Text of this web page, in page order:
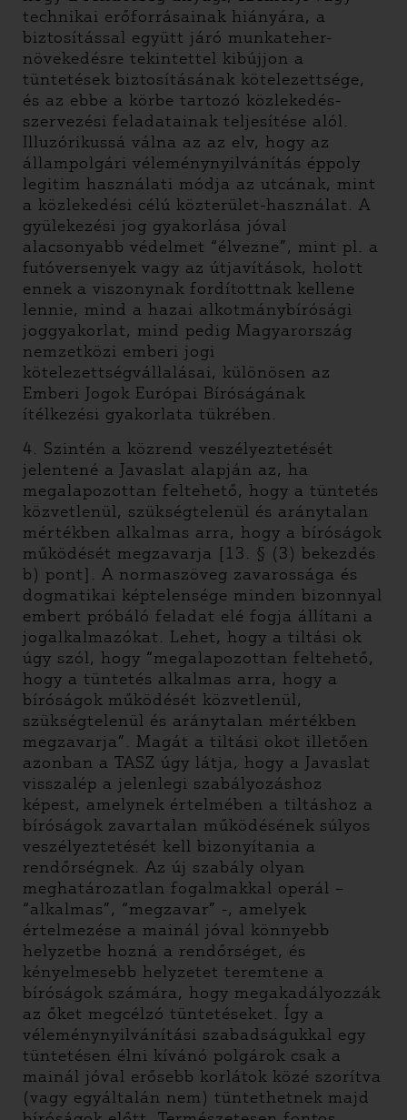
technikai erőforrásainak hiányára, a
biztosítással együtt járó munkateher-
növekedésre tekintettel kibújjon a
tüntetések biztosításának kötelezettsége,
és az ebbe a körbe tartozó közlekedés-
szervezési feladatainak teljesítése alól.
Illuzórikussá válna az az elv, hogy az
állampolgári véleménynyilvánítás éppoly
legitim használati módja az utcának, mint
a közlekedési célú közterület-használat. A
gyülekezési jog gyakorlása jóval
alacsonyabb védelmet “élvezne”, mint pl. a
futóversenyek vagy az útjavítások, holott
ennek a viszonynak fordítottnak kellene
lennie, mind a hazai alkotmánybírósági
joggyakorlat, mind pedig Magyarország
nemzetközi emberi jogi
kötelezettségvállalásai, különösen az
Emberi Jogok Európai Bíróságának
ítélkezési gyakorlata tükrében.
4. Szintén a közrend veszélyeztetését
jelentené a Javaslat alapján az, ha
megalapozottan feltehető, hogy a tüntetés
közvetlenül, szükségtelenül és aránytalan
mértékben alkalmas arra, hogy a bíróságok
működését megzavarja [13. § (3) bekezdés
b) pont]. A normaszöveg zavarossága és
dogmatikai képtelensége minden bizonnyal
embert próbáló feladat elé fogja állítani a
jogalkalmazókat. Lehet, hogy a tiltási ok
úgy szól, hogy “megalapozottan feltehető,
hogy a tüntetés alkalmas arra, hogy a
bíróságok működését közvetlenül,
szükségtelenül és aránytalan mértékben
megzavarja”. Magát a tiltási okot illetően
azonban a TASZ úgy látja, hogy a Javaslat
visszalép a jelenlegi szabályozáshoz
képest, amelynek értelmében a tiltáshoz a
bíróságok zavartalan működésének súlyos
veszélyeztetését kell bizonyítania a
rendőrségnek. Az új szabály olyan
meghatározatlan fogalmakkal operál –
“alkalmas”, “megzavar” -, amelyek
értelmezése a mainál jóval könnyebb
helyzetbe hozná a rendőrséget, és
kényelmesebb helyzetet teremtene a
bíróságok számára, hogy megakadályozzák
az őket megcélzó tüntetéseket. Így a
véleménynyilvánítási szabadságukkal egy
tüntetésen élni kívánó polgárok csak a
mainál jóval erősebb korlátok közé szorítva
(vagy egyáltalán nem) tüntethetnek majd